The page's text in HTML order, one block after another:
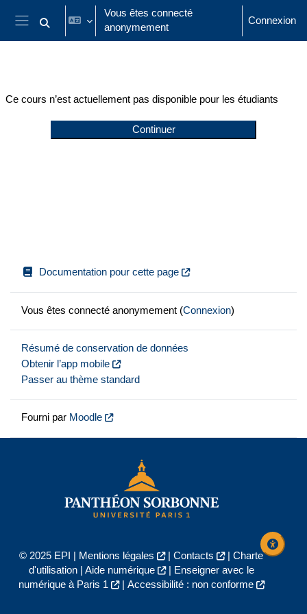
Passer au contenu principal
Panneau latéral
Activer/désactiver la saisie de recherche
Vous êtes connecté
anonymement
Connexion
Ce cours n’est actuellement pas disponible pour les étudiants
Continuer
Documentation pour cette page
Vous êtes connecté anonymement (Connexion)
Résumé de conservation de données
Obtenir l’app mobile
Passer au thème standard
Fourni par Moodle
© 2025 EPI | Mentions légales | Contacts | Charte
d'utilisation| Aide numérique |
Enseigner avec le
numérique à Paris 1
| Accessibilité : non conforme